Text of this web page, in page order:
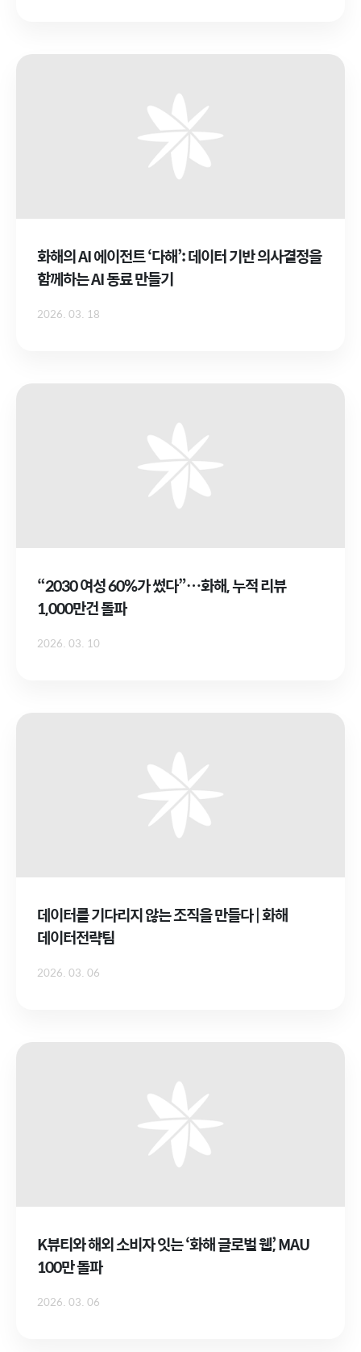
화해의 AI 에이전트 ‘다해’: 데이터 기반 의사결정을
함께하는 AI 동료 만들기
2026. 03. 18
“2030 여성 60%가 썼다”…화해, 누적 리뷰
1,000만건 돌파
2026. 03. 10
데이터를 기다리지 않는 조직을 만들다 | 화해
데이터전략팀
2026. 03. 06
K뷰티와 해외 소비자 잇는 ‘화해 글로벌 웹’, MAU
100만 돌파
2026. 03. 06